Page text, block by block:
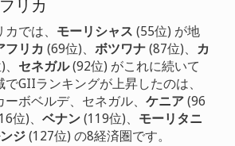
リカ
では、 モーリシャス (55位) が地
フリカ (69位)、 ボツワナ(87位)、 カ
セネガル(92位) がこれに続いて
GIIランキングが上昇したのは、
ボベルデ、セネガル、 ケニア(96
位)、 ベナン(119位)、 モーリタニ
ジ(127位) の8経済圏です。